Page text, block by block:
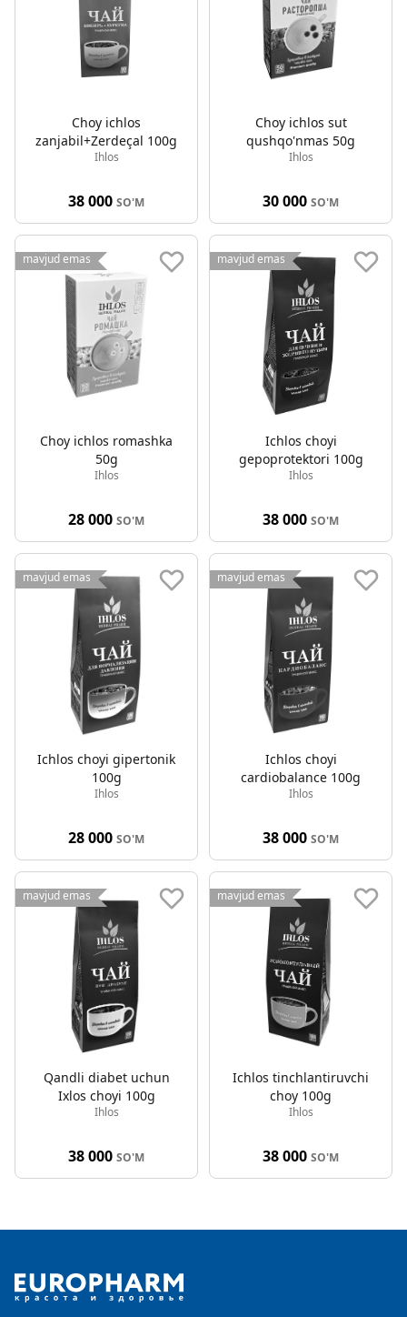
Choy ichlos
zanjabil+Zerdeçal 100g
Ihlos
38 000 SO'M
Choy ichlos sut
qushqo'nmas 50g
Ihlos
30 000 SO'M
mavjud emas
Choy ichlos romashka
50g
Ihlos
28 000 SO'M
mavjud emas
Ichlos choyi
gepoprotektori 100g
Ihlos
38 000 SO'M
mavjud emas
Ichlos choyi gipertonik
100g
Ihlos
28 000 SO'M
mavjud emas
Ichlos choyi
cardiobalance 100g
Ihlos
38 000 SO'M
mavjud emas
Qandli diabet uchun
Ixlos choyi 100g
Ihlos
38 000 SO'M
mavjud emas
Ichlos tinchlantiruvchi
choy 100g
Ihlos
38 000 SO'M